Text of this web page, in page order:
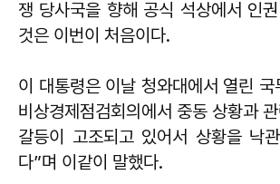
쟁 당사국을 향해 공식 석상에서 인
것은 이번이 처음이다.
이 대통령은 이날 청와대에서 열린
비상경제점검회의에서 중동 상황과
갈등이 고조되고 있어서 상황을 낙
다”며 이같이 말했다.